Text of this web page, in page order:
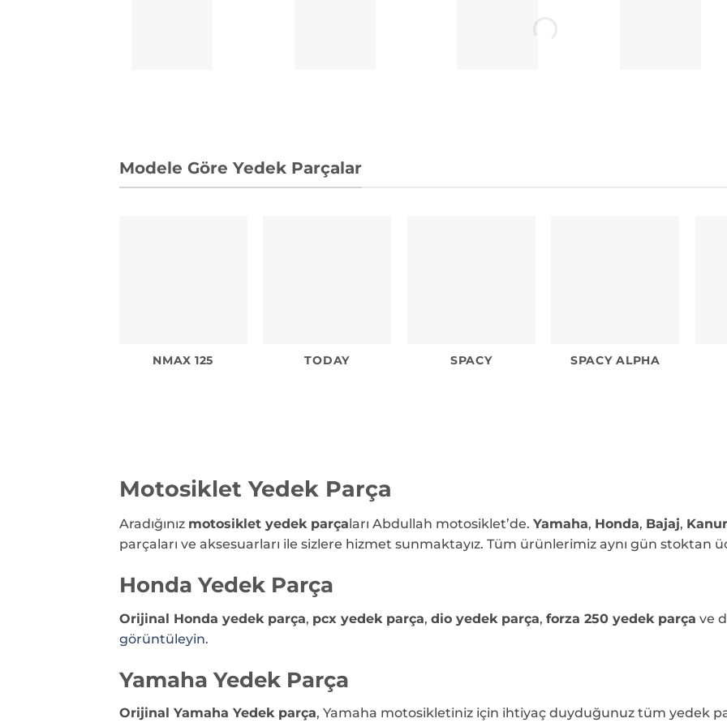
Modele Göre Yedek Parçalar
NMAX 125 TODAY SPACY SPACY ALPHA
Motosiklet Yedek Parça
Aradığınız motosiklet yedek parça ları Abdullah motosiklet’de. Yamaha, Honda, Bajaj,
parçaları ve aksesuarları ile sizlere hizmet sunmaktayız. Tüm ürünlerimiz aynı gün
Honda Yedek Parça
Orijinal Honda yedek parça, pcx yedek parça, dio yedek parça, forza 250 yedek parça ve
görüntüleyin.
Yamaha Yedek Parça
Orijinal Yamaha Yedek parça, Yamaha motosikletiniz için ihtiyaç duyduğunuz tüm yedek